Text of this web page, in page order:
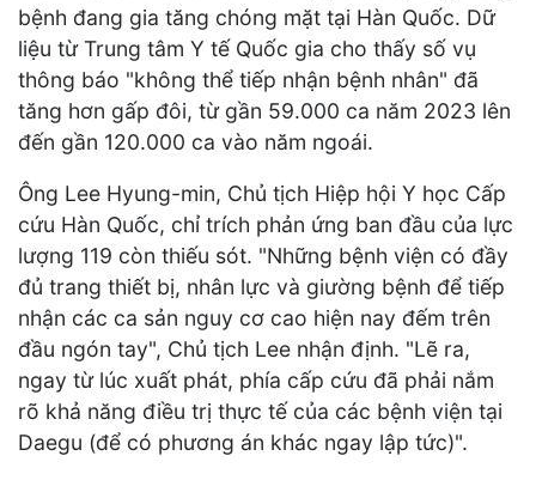
bệnh đang gia tăng chóng mặt tại Hàn Quốc. Dữ
liệu từ Trung tâm Y tế Quốc gia cho thấy số vụ
thông báo "không thể tiếp nhận bệnh nhân" đã
tăng hơn gấp đôi, từ gần 59.000 ca năm 2023 lên
đến gần 120.000 ca vào năm ngoái.
Ông Lee Hyung-min, Chủ tịch Hiệp hội Y học Cấp
cứu Hàn Quốc, chỉ trích phản ứng ban đầu của lực
lượng 119 còn thiếu sót. "Những bệnh viện có đầy
đủ trang thiết bị, nhân lực và giường bệnh để tiếp
nhận các ca sản nguy cơ cao hiện nay đếm trên
đầu ngón tay", Chủ tịch Lee nhận định. "Lẽ ra,
ngay từ lúc xuất phát, phía cấp cứu đã phải nắm
rõ khả năng điều trị thực tế của các bệnh viện tại
Daegu (để có phương án khác ngay lập tức)".